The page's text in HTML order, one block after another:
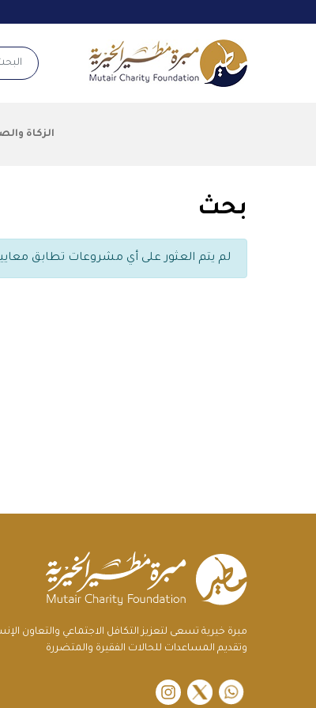
البحث
الزكاة
بحث
لم يتم العثور على أي مشروعات تطابق
مبرة خيرية تسعى لتعزيز التكافل الاجتماعي والتعاون
وتقديم المساعدات للحالات الفقيرة والمتضررة
twitter
instagram